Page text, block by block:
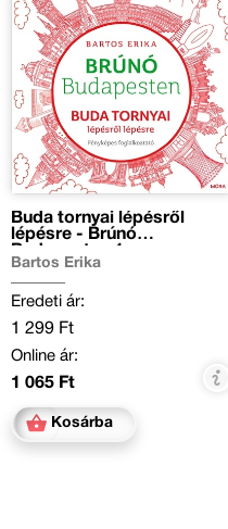
Buda tornyai lépésről
lépésre - Brúnó
Bartos Erika
Eredeti ár:
1 299 Ft
Online ár:
1 065 Ft
Kosárba